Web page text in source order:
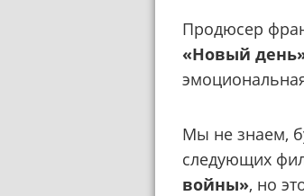
Продюсер
«Новый
Мы не знаем,
следующих
войны», но